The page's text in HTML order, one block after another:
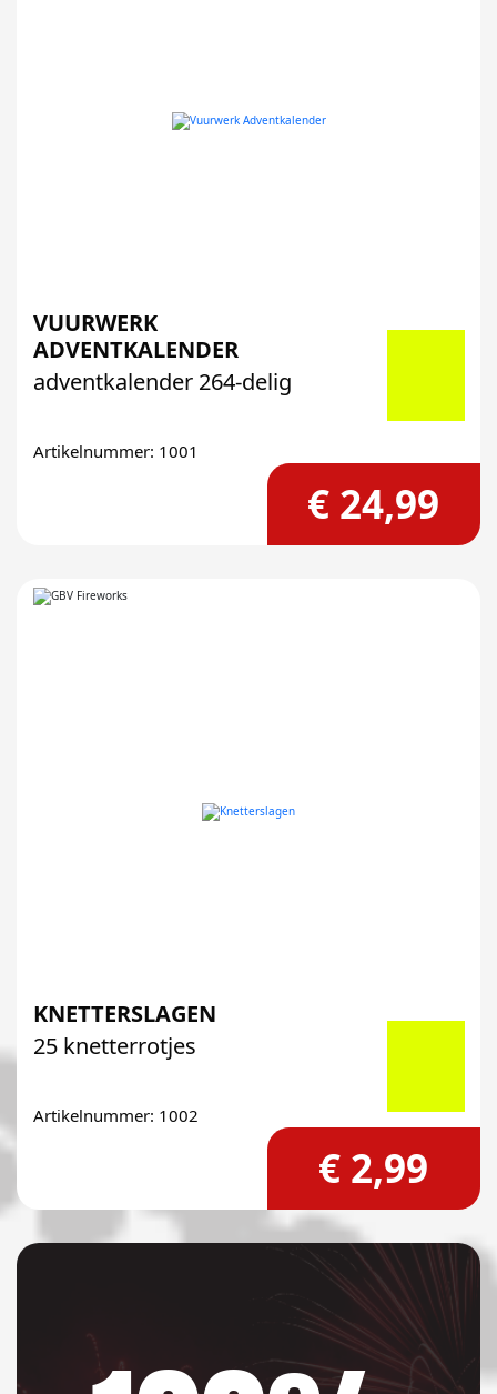
VUURWERK
ADVENTKALENDER
adventkalender 264-delig
Artikelnummer: 1001
€ 24,99
KNETTERSLAGEN
25 knetterrotjes
Artikelnummer: 1002
€ 2,99